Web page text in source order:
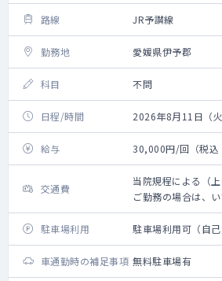
路線 JR予讃線
勤務地 愛媛県伊予郡
科目 不問
日程/時間 2026年8月11日（
給与 30,000円/回（税込
交通費
当院規程による（
ご勤務の場合は、
駐車場利用 駐車場利用可（自己
車通勤時の補足事項 無料駐車場有